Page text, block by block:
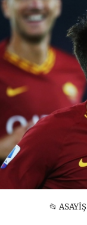
📂 ASAYİŞ